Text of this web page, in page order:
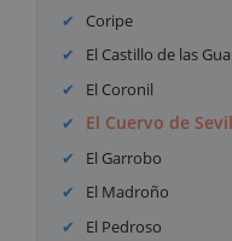
Coripe
El Castillo de las
El Coronil
El Cuervo de
El Garrobo
El Madroño
El Pedroso